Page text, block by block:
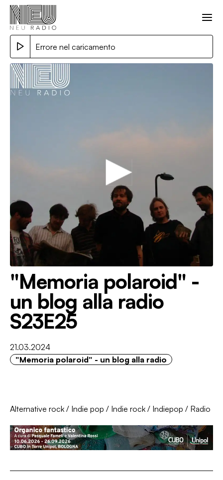
Errore nel caricamento
"Memoria polaroid" -
un blog alla radio
S23E25
21.03.2024
"Memoria polaroid" - un blog alla radio
Alternative rock / Indie pop / Indie rock / Indiepop / Radio